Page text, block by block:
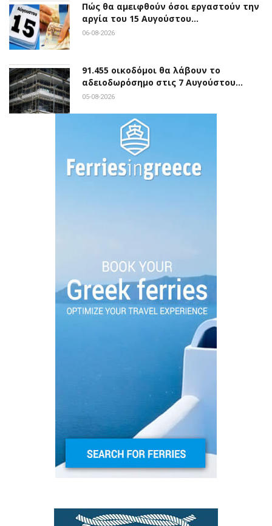
Πώς θα αμειφθούν όσοι εργαστούν την
αργία του 15 Αυγούστου…
06-08-2026
91.455 οικοδόμοι θα λάβουν το
αδειοδωρόσημο στις 7 Αυγούστου…
05-08-2026